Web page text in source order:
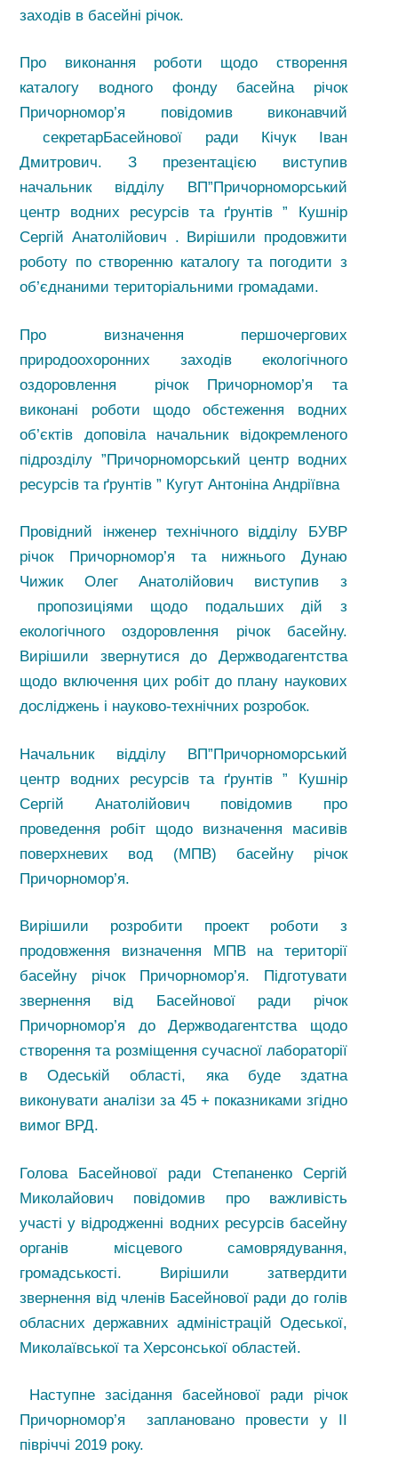
заходів в басейні річок.
Про виконання роботи щодо створення
каталогу водного фонду басейна річок
Причорномор’я повідомив виконавчий
секретарБасейнової ради Кічук Іван
Дмитрович. З презентацією виступив
начальник відділу ВП”Причорноморський
центр водних ресурсів та ґрунтів ” Кушнір
Сергій Анатолійович . Вирішили продовжити
роботу по створенню каталогу та погодити з
об’єднаними територіальними громадами.
Про визначення першочергових
природоохоронних заходів екологічного
оздоровлення річок Причорномор’я та
виконані роботи щодо обстеження водних
об’єктів доповіла начальник відокремленого
підрозділу ”Причорноморський центр водних
ресурсів та ґрунтів ” Кугут Антоніна Андріївна
Провідний інженер технічного відділу БУВР
річок Причорномор’я та нижнього Дунаю
Чижик Олег Анатолійович виступив з
пропозиціями щодо подальших дій з
екологічного оздоровлення річок басейну.
Вирішили звернутися до Держводагентства
щодо включення цих робіт до плану наукових
досліджень і науково-технічних розробок.
Начальник відділу ВП”Причорноморський
центр водних ресурсів та ґрунтів ” Кушнір
Сергій Анатолійович повідомив про
проведення робіт щодо визначення масивів
поверхневих вод (МПВ) басейну річок
Причорномор’я.
Вирішили розробити проект роботи з
продовження визначення МПВ на території
басейну річок Причорномор’я. Підготувати
звернення від Басейнової ради річок
Причорномор’я до Держводагентства щодо
створення та розміщення сучасної лабораторії
в Одеській області, яка буде здатна
виконувати аналізи за 45 + показниками згідно
вимог ВРД.
Голова Басейнової ради Степаненко Сергій
Миколайович повідомив про важливість
участі у відродженні водних ресурсів басейну
органів місцевого самоврядування,
громадськості. Вирішили затвердити
звернення від членів Басейнової ради до голів
обласних державних адміністрацій Одеської,
Миколаївської та Херсонської областей.
Наступне засідання басейнової ради річок
Причорномор’я заплановано провести у ІІ
півріччі 2019 року.